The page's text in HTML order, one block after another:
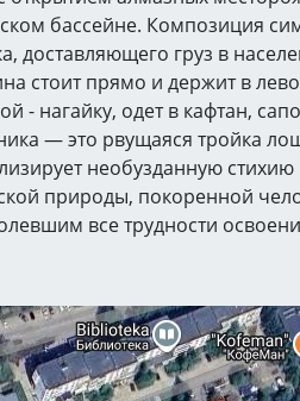
бассейне. Композиция
доставляющего груз в
стоит прямо и держит в
- нагайку, одет в кафтан,
— это рвущаяся тройка
необузданную
природы, покоренной
все трудности